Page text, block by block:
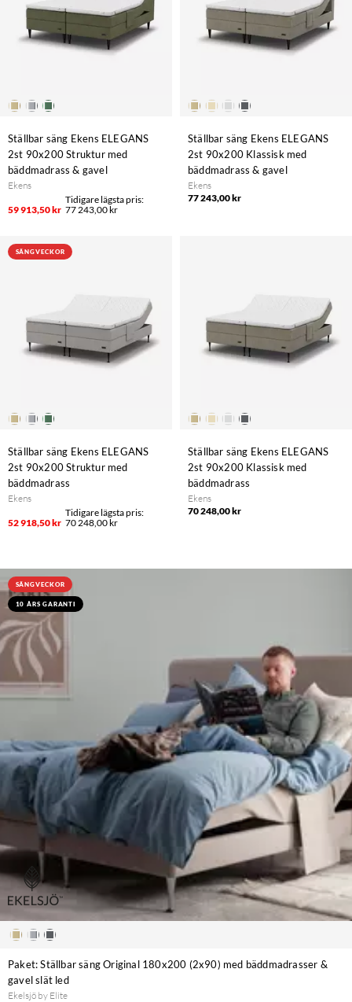
Ställbar säng Ekens ELEGANS
2st 90x200 Struktur med
bäddmadrass & gavel
Ekens
59 913,50 kr 77 243,00 kr
Ställbar säng Ekens ELEGANS
2st 90x200 Klassisk med
bäddmadrass & gavel
Ekens
77 243,00 kr
SÄNGVECKOR
Ställbar säng Ekens ELEGANS
2st 90x200 Struktur med
bäddmadrass
Ekens
52 918,50 kr 70 248,00 kr
Ställbar säng Ekens ELEGANS
2st 90x200 Klassisk med
bäddmadrass
Ekens
70 248,00 kr
SÄNGVECKOR
10 ÅRS GARANTI
Paket: Ställbar säng Original 180x200 (2x90) med bäddmadrasser &
gavel slät led
Ekelsjö by Elite